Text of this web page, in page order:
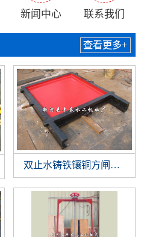
新闻中心 联系我们
查看更多+
铜闸门双止水铸铁镶铜方闸门，双